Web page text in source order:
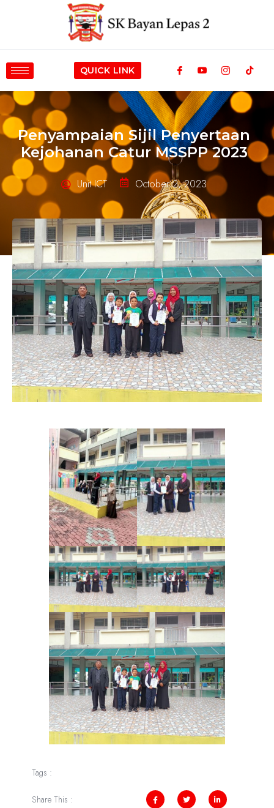
QUICK LINK
Penyampaian Sijil Penyertaan
Kejohanan Catur MSSPP 2023
Unit ICT October 2, 2023
Tags :
Share This :